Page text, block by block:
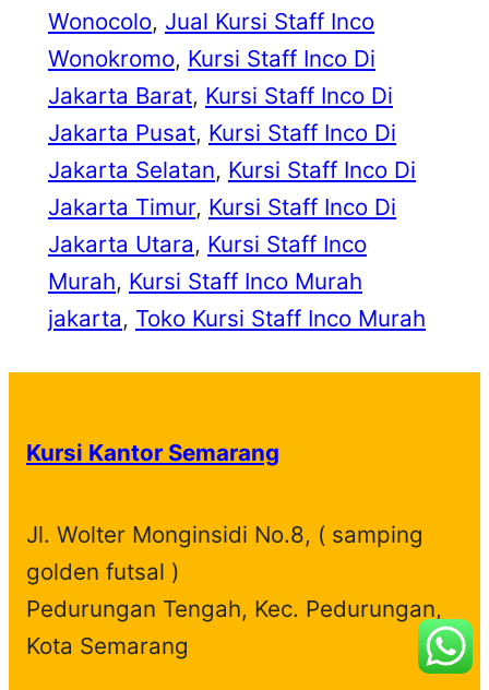
Wonocolo, Jual Kursi Staff Inco
Wonokromo, Kursi Staff Inco Di
Jakarta Barat, Kursi Staff Inco Di
Jakarta Pusat, Kursi Staff Inco Di
Jakarta Selatan, Kursi Staff Inco Di
Jakarta Timur, Kursi Staff Inco Di
Jakarta Utara, Kursi Staff Inco
Murah, Kursi Staff Inco Murah
jakarta, Toko Kursi Staff Inco Murah
Kursi Kantor Semarang
Jl. Wolter Monginsidi No.8, ( samping
golden futsal )
Pedurungan Tengah, Kec. Pedurungan,
Kota Semarang